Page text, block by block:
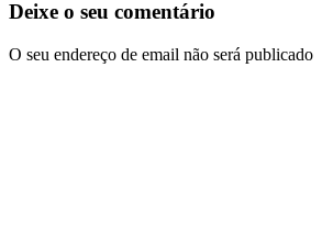
Deixe o seu comentário
O seu endereço de email não será publicado